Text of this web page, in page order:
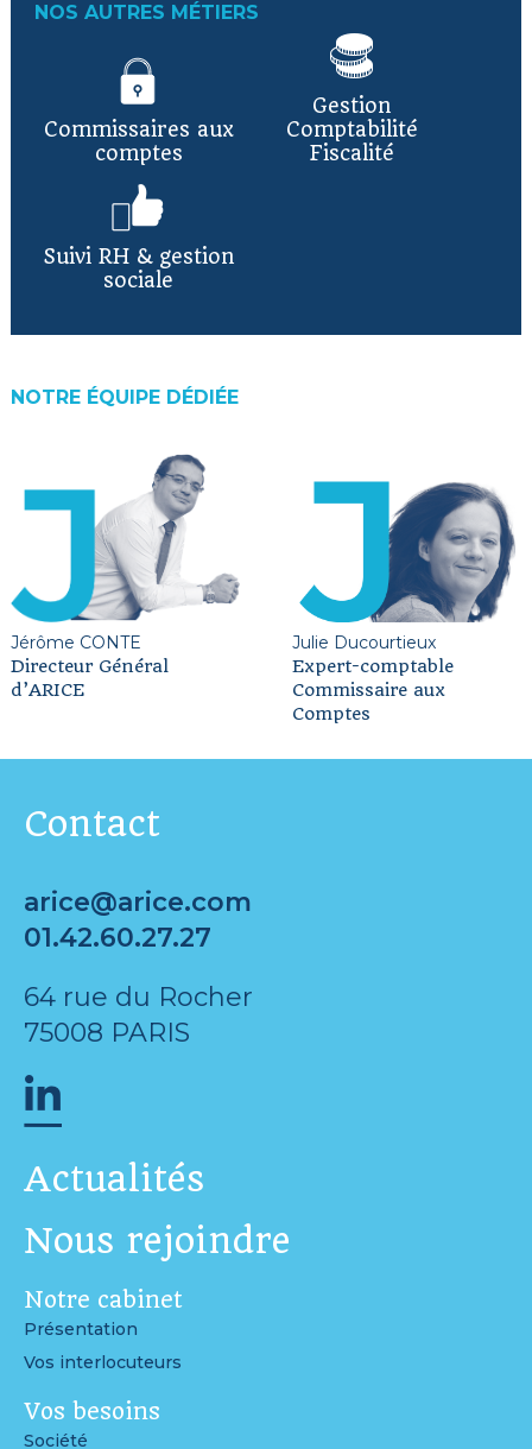
NOS AUTRES MÉTIERS
Commissaires aux
comptes
Gestion
Comptabilité
Fiscalité
Suivi RH & gestion
sociale
NOTRE ÉQUIPE DÉDIÉE
Jérôme CONTE
Directeur Général
d’ARICE
Julie Ducourtieux
Expert-comptable
Commissaire aux
Comptes
Contact
arice@arice.com
01.42.60.27.27
64 rue du Rocher
75008 PARIS
Actualités
Nous rejoindre
Notre cabinet
Présentation
Vos interlocuteurs
Vos besoins
Société